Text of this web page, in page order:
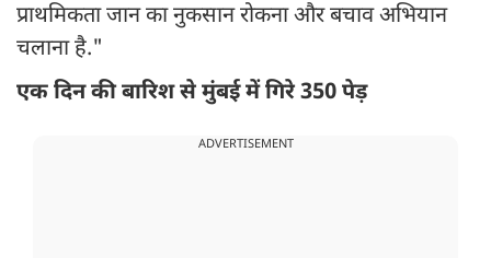
प्राथमिकता जान का नुकसान रोकना और बचाव अभियान
चलाना है."
एक दिन की बारिश से मुंबई में गिरे 350 पेड़
ADVERTISEMENT